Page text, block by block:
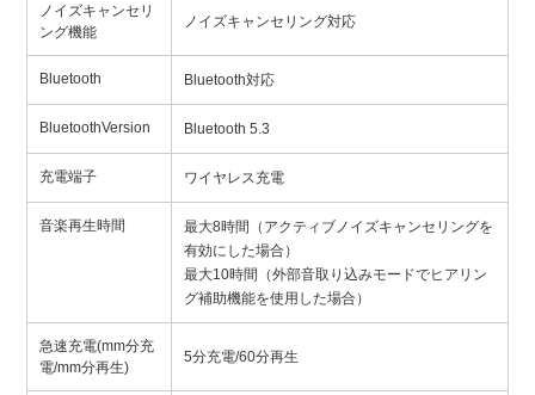
ノイズキャンセリ
ング機能
ノイズキャンセリング対応
Bluetooth Bluetooth対応
BluetoothVersion Bluetooth 5.3
充電端子 ワイヤレス充電
音楽再生時間
最大8時間（アクティブノイズキャンセリングを
有効にした場合）
最大10時間（外部音取り込みモードでヒアリン
グ補助機能を使用した場合）
急速充電(mm分充
電/mm分再生)
5分充電/60分再生